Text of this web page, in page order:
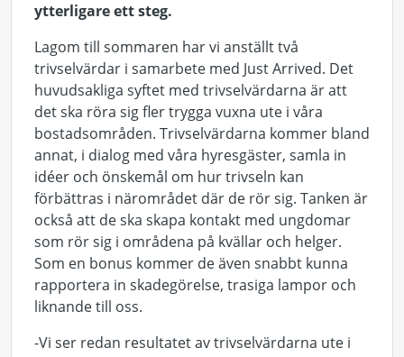
ytterligare ett steg.
Lagom till sommaren har vi anställt två
trivselvärdar i samarbete med Just Arrived. Det
huvudsakliga syftet med trivselvärdarna är att
det ska röra sig fler trygga vuxna ute i våra
bostadsområden. Trivselvärdarna kommer bland
annat, i dialog med våra hyresgäster, samla in
idéer och önskemål om hur trivseln kan
förbättras i närområdet där de rör sig. Tanken är
också att de ska skapa kontakt med ungdomar
som rör sig i områdena på kvällar och helger.
Som en bonus kommer de även snabbt kunna
rapportera in skadegörelse, trasiga lampor och
liknande till oss.
-Vi ser redan resultatet av trivselvärdarna ute i